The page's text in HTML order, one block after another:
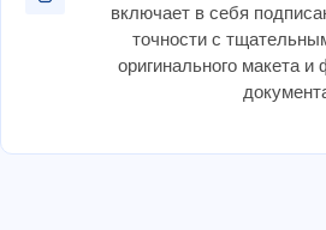
включает в себя
точности с
оригинального макета